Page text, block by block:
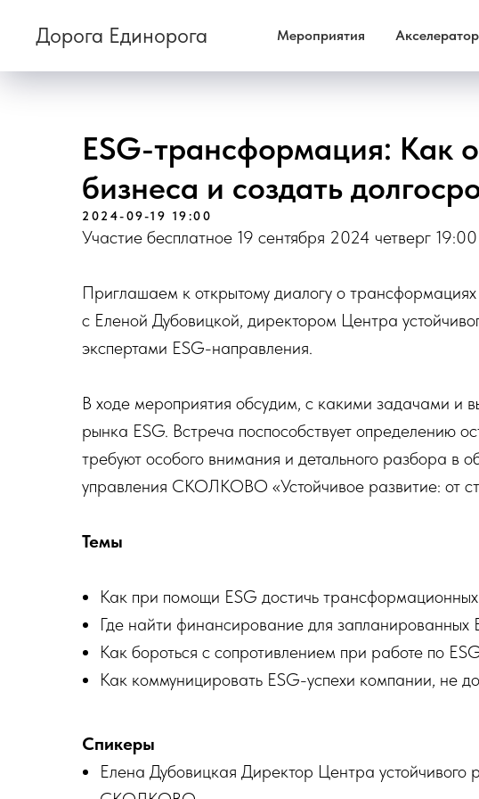
Дорога Единорога Мероприятия
ESG-трансформация: Как
бизнеса и создать
2024-09-19 19:00
Участие бесплатное 19 сентября 2024 четверг 19:00
Приглашаем к открытому диалогу о
с Еленой Дубовицкой, директором Центра
экспертами ESG-направления.
В ходе мероприятия обсудим, с какими задачами и
рынка ESG. Встреча поспособствует определению
требуют особого внимания и детального разбора в
управления СКОЛКОВО «Устойчивое развитие: от
Темы
Как при помощи ESG достичь
Где найти финансирование для запланированных
Как бороться с сопротивлением при работе по
Как коммуницировать ESG-успехи компании, не
Спикеры
Елена Дубовицкая Директор Центра устойчивого